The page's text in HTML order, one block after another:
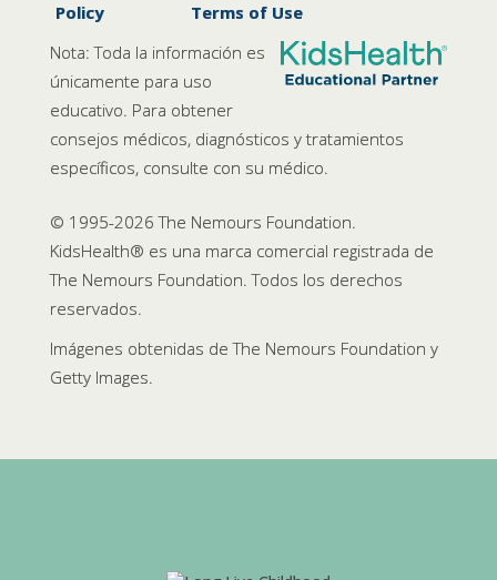
Policy
Terms of Use
Nota: Toda la información es
únicamente para uso
educativo. Para obtener
consejos médicos, diagnósticos y tratamientos
específicos, consulte con su médico.
© 1995-2026 The Nemours Foundation.
KidsHealth® es una marca comercial registrada de
The Nemours Foundation. Todos los derechos
reservados.
Imágenes obtenidas de The Nemours Foundation y
Getty Images.